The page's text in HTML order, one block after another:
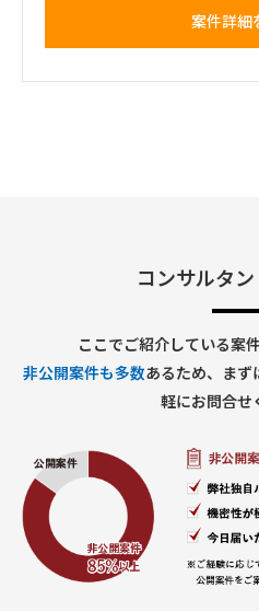
グ、移行データ準備、移行リハ
・ IT関連トピックにかかわるグ
【期間】
・26年1月～終了時期未定（Go
【備考】
・既に元請のBPさんがAA担当
Finance領域に参画いただき、
案件詳細
コンサルタ
ここでご紹介している案
非公開案件も多数あるため、ま
軽にお問合せ